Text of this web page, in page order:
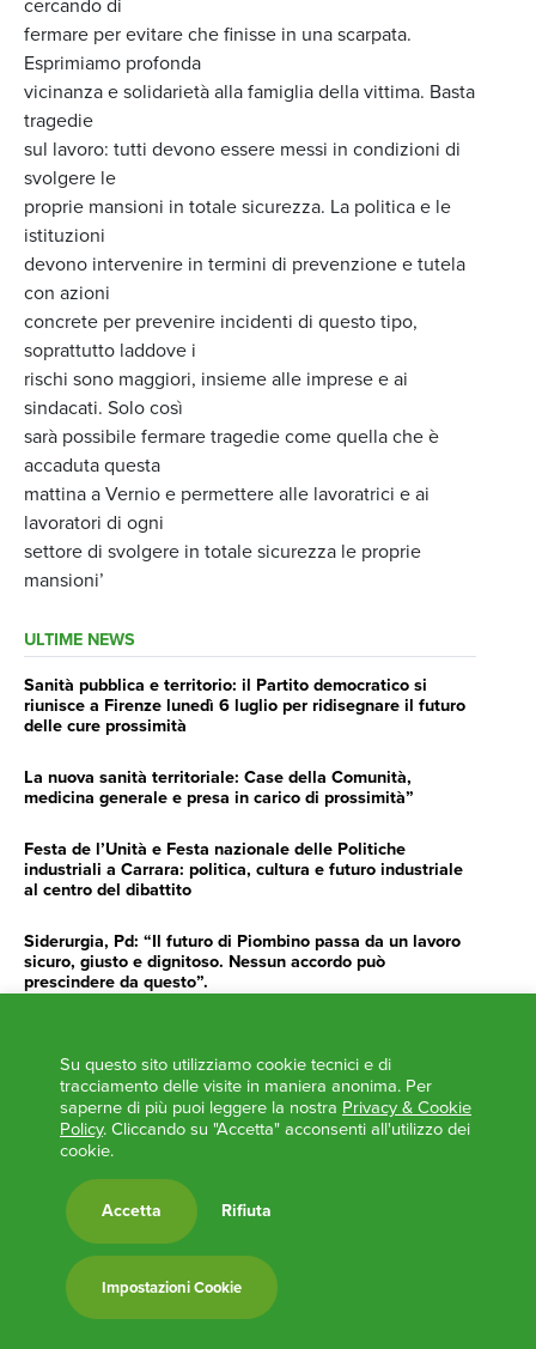
fermare per evitare che finisse in una scarpata.
Esprimiamo profonda
vicinanza e solidarietà alla famiglia della vittima. Basta
tragedie
sul lavoro: tutti devono essere messi in condizioni di
svolgere le
proprie mansioni in totale sicurezza. La politica e le
istituzioni
devono intervenire in termini di prevenzione e tutela
con azioni
concrete per prevenire incidenti di questo tipo,
soprattutto laddove i
rischi sono maggiori, insieme alle imprese e ai
sindacati. Solo così
sarà possibile fermare tragedie come quella che è
accaduta questa
mattina a Vernio e permettere alle lavoratrici e ai
lavoratori di ogni
settore di svolgere in totale sicurezza le proprie
mansioni’
ULTIME NEWS
Sanità pubblica e territorio: il Partito democratico si
riunisce a Firenze lunedì 6 luglio per ridisegnare il futuro
delle cure prossimità
La nuova sanità territoriale: Case della Comunità,
medicina generale e presa in carico di prossimità”
Festa de l’Unità e Festa nazionale delle Politiche
industriali a Carrara: politica, cultura e futuro industriale
al centro del dibattito
Siderurgia, Pd: “Il futuro di Piombino passa da un lavoro
sicuro, giusto e dignitoso. Nessun accordo può
prescindere da questo”.
impegno e determinazione delle istituzioni”
AGENDA
‘ANCORA UNA VOLTA LA TOSCANA TRACCIA LA
L’ITALIA BOCCIATA DALL’UE
Feste Unità in Toscana 2024
Zone Logistiche Semplificate – Un’occasione da cogliere
Europa in Circolo. Venerdì primo incontro del Pd a
Viareggio
Su questo sito utilizziamo cookie tecnici e di
tracciamento delle visite in maniera anonima. Per
saperne di più puoi leggere la nostra Privacy & Cookie
Policy. Cliccando su "Accetta" acconsenti all'utilizzo dei
cookie.
Accetta Rifiuta
Impostazioni Cookie